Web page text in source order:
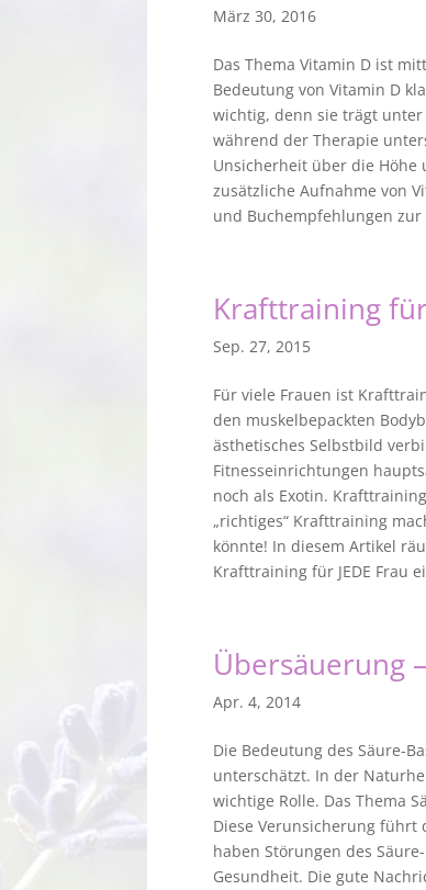
März 30, 2016
Das Thema Vitamin D ist
Bedeutung von Vitamin D
wichtig, denn sie trägt
während der Therapie
Unsicherheit über die Höhe
zusätzliche Aufnahme von
und Buchempfehlungen
Krafttraining
Sep. 27, 2015
Für viele Frauen ist
den muskelbepackten
ästhetisches Selbstbild
Fitnesseinrichtungen
noch als Exotin.
„richtiges“ Krafttraining
könnte! In diesem Artikel
Krafttraining für JEDE Frau
Übersäuerung
Apr. 4, 2014
Die Bedeutung des Säure-
unterschätzt. In der
wichtige Rolle. Das Thema
Diese Verunsicherung führt
haben Störungen des
Gesundheit. Die gute